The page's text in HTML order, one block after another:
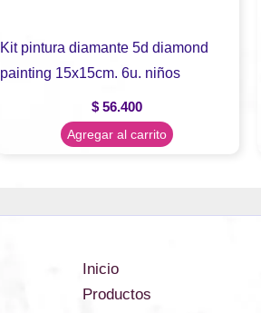
Kit pintura diamante 5d diamond
painting 15x15cm. 6u. niños
$ 56.400
Agregar al carrito
Inicio
Productos